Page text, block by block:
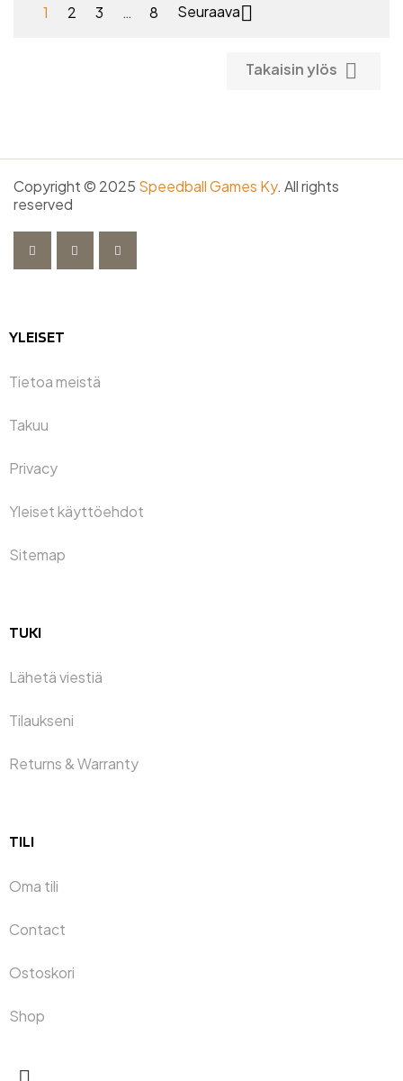
1
2 3 … 8 Seuraava
Takaisin ylös 
Copyright © 2025 Speedball Games Ky. All rights
reserved
YLEISET
Tietoa meistä
Takuu
Privacy
Yleiset käyttöehdot
Sitemap
TUKI
Lähetä viestiä
Tilaukseni
Returns & Warranty
TILI
Oma tili
Contact
Ostoskori
Shop